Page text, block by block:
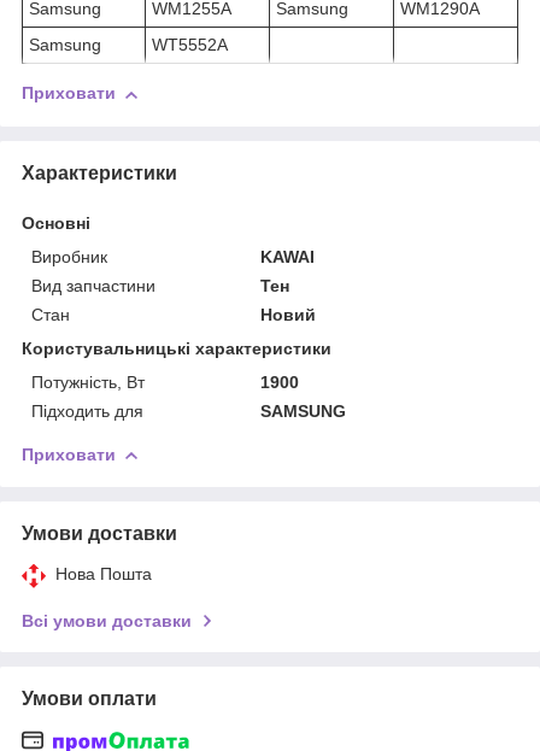
Samsung
WM1255A Samsung
WM1290A
Samsung
WT5552A
Приховати
Характеристики
Основні
Виробник
KAWAI
Вид запчастини
Тен
Стан
Новий
Користувальницькі характеристики
Потужність, Вт
1900
Підходить для
SAMSUNG
Приховати
Умови доставки
Нова Пошта
Всі умови доставки
Умови оплати